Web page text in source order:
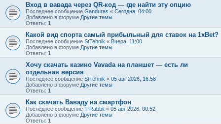
Вход в вавада через QR-код — где найти эту опцию
Последнее сообщение Ganduras « Сегодня, 04:00
Добавлено в форуме Другие темы
Ответы: 1
Какой вид спорта самый прибыльный для ставок на 1xBet?
Последнее сообщение StTehnik « Вчера, 11:00
Добавлено в форуме Другие темы
Ответы: 1
Хочу скачать казино Vavada на планшет — есть ли
отдельная версия
Последнее сообщение StTehnik « 05 авг 2026, 16:58
Добавлено в форуме Другие темы
Ответы: 1
Как скачать Ваваду на смартфон
Последнее сообщение T-Rabbit « 05 авг 2026, 00:52
Добавлено в форуме Другие темы
Ответы: 1